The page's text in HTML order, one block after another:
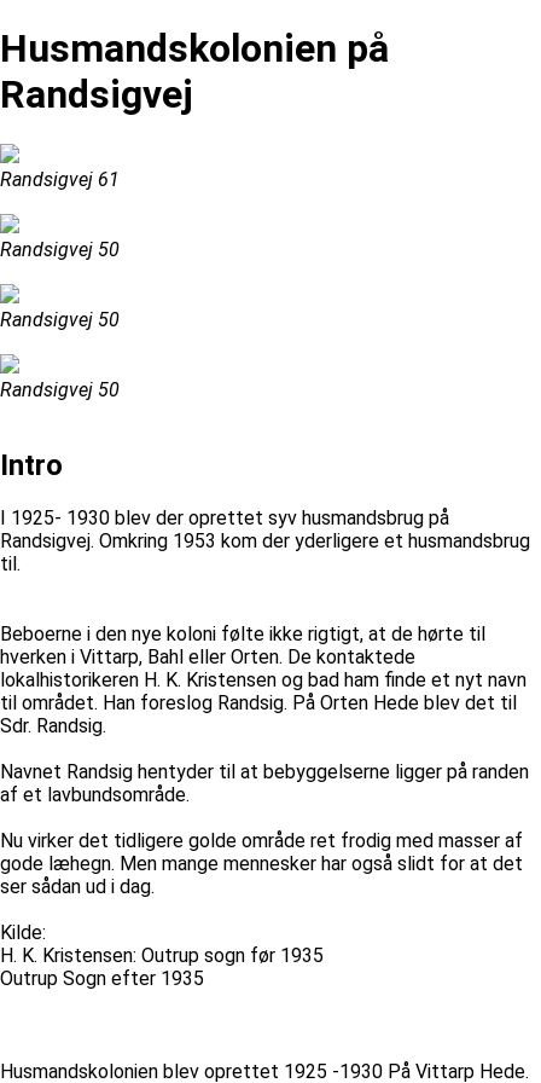
Husmandskolonien på
Randsigvej
Randsigvej 61
Randsigvej 50
Randsigvej 50
Randsigvej 50
Intro
I 1925- 1930 blev der oprettet syv husmandsbrug på
Randsigvej. Omkring 1953 kom der yderligere et husmandsbrug
til.
Beboerne i den nye koloni følte ikke rigtigt, at de hørte til
hverken i Vittarp, Bahl eller Orten. De kontaktede
lokalhistorikeren H. K. Kristensen og bad ham finde et nyt navn
til området. Han foreslog Randsig. På Orten Hede blev det til
Sdr. Randsig.
Navnet Randsig hentyder til at bebyggelserne ligger på randen
af et lavbundsområde.
Nu virker det tidligere golde område ret frodig med masser af
gode læhegn. Men mange mennesker har også slidt for at det
ser sådan ud i dag.
Kilde:
H. K. Kristensen: Outrup sogn før 1935
Outrup Sogn efter 1935
Husmandskolonien blev oprettet 1925 -1930 På Vittarp Hede.